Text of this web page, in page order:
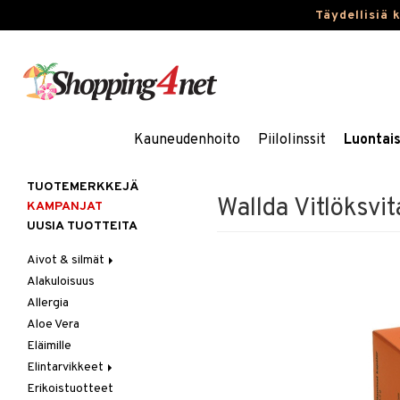
Täydellisiä
Kauneudenhoito Piilolinssit
Wallda
TUOTEMERKKEJÄ
KAMPANJAT
UUSIA TUOTTEITA
Aivot & silmät
Muisti
Rasvahapot
Silmät
Alakuloisuus
Allergia
Aloe Vera
Eläimille
Elintarvikkeet
Hedelmät & pähkinät
Erikoistuotteet